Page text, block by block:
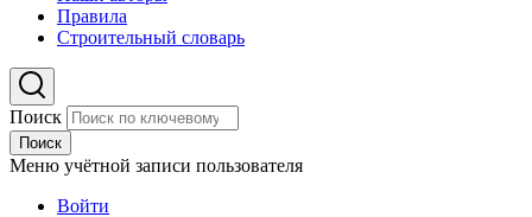
Правила
Строительный словарь
Поиск
Поиск
Меню учётной записи пользователя
Войти